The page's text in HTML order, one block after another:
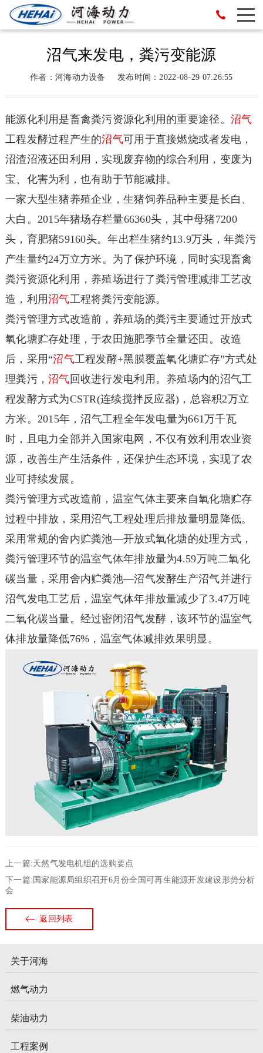
沼气来发电，粪污变能源
作者：河海动力设备 发布时间：2022-08-29 07:26:55
能源化利用是畜禽粪污资源化利用的重要途径。 沼气
工程发酵过程产生的沼气可用于直接燃烧或者发电，
沼渣沼液还田利用，实现废弃物的综合利用，变废为
宝、化害为利，也有助于节能减排。
一家大型生猪养殖企业，生猪饲养品种主要是长白、
大白。2015年猪场存栏量66360头，其中母猪7200
头，育肥猪59160头。年出栏生猪约13.9万头，年粪污
产生量约24万立方米。为了保护环境，同时实现畜禽
粪污资源化利用，养殖场进行了粪污管理减排工艺改
造，利用沼气工程将粪污变能源。
粪污管理方式改造前，养殖场的粪污主要通过开放式
氧化塘贮存处理，于农田施肥季节全量还田。改造
后，采用“沼气工程发酵+黑膜覆盖氧化塘贮存”方式处
理粪污，沼气 回收进行发电利用。养殖场内的沼气工
程发酵方式为CSTR(连续搅拌反应器)，总容积2万立
方米。2015年，沼气工程全年发电量为661万千瓦
时，且电力全部并入国家电网，不仅有效利用农业资
源，改善生产生活条件，还保护生态环境，实现了农
业可持续发展。
粪污管理方式改造前，温室气体主要来自氧化塘贮存
过程中排放，采用沼气工程处理后排放量明显降低。
采用常规的舍内贮粪池—开放式氧化塘的处理方式，
粪污管理环节的温室气体年排放量为4.59万吨二氧化
碳当量，采用舍内贮粪池—沼气发酵生产沼气并进行
沼气发电工艺后，温室气体年排放量减少了3.47万吨
二氧化碳当量。经过密闭沼气发酵，该环节的温室气
体排放量降低76%，温室气体减排效果明显。
上一篇:天然气发电机组的选购要点
下一篇:国家能源局组织召开6月份全国可再生能源开发建设形势分析
会
返回列表
关于河海
燃气动力
柴油动力
工程案例